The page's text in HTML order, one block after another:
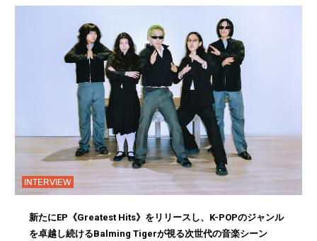
INTERVIEW
新たにEP《Greatest Hits》をリリースし、K-POPのジャンル
を卓越し続けるBalming Tigerが視る次世代の音楽シーン